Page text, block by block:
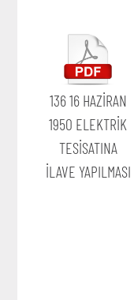
136 16 HAZİRAN
1950 ELEKTRİK
TESİSATINA
İLAVE YAPILMASI